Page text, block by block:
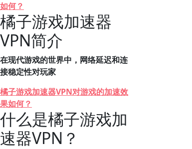
如何？
橘子游戏加速器
VPN简介
在现代游戏的世界中，网络延迟和连
接稳定性对玩家
橘子游戏加速器VPN对游戏的加速效
果如何？
什么是橘子游戏加
速器VPN？